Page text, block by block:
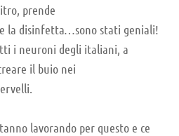
prende
la disinfetta…sono stati geniali!
i neuroni degli italiani, a
il buio nei
lavorando per questo e ce